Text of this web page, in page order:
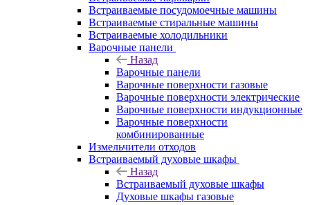
Встраиваемые посудомоечные машины
Встраиваемые стиральные машины
Встраиваемые холодильники
Варочные панели
Назад
Варочные панели
Варочные поверхности газовые
Варочные поверхности электрические
Варочные поверхности индукционные
Варочные поверхности
комбинированные
Измельчители отходов
Встраиваемый духовые шкафы
Назад
Встраиваемый духовые шкафы
Духовые шкафы газовые